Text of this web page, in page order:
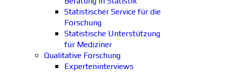
Statistischer Service für die
Forschung
Statistische Unterstützung
für Mediziner
Qualitative Forschung
Experteninterviews